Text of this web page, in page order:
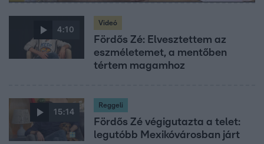
4:10
Videó
Fördős Zé: Elvesztettem az
eszméletemet, a mentőben
tértem magamhoz
15:14
Reggeli
Fördős Zé végigutazta a telet:
legutóbb Mexikóvárosban járt